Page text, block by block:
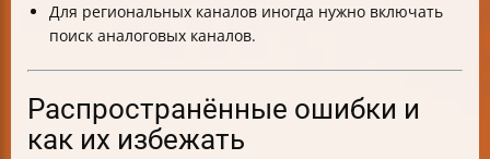
Для региональных каналов иногда нужно включать
поиск аналоговых каналов.
Распространённые ошибки и
как их избежать